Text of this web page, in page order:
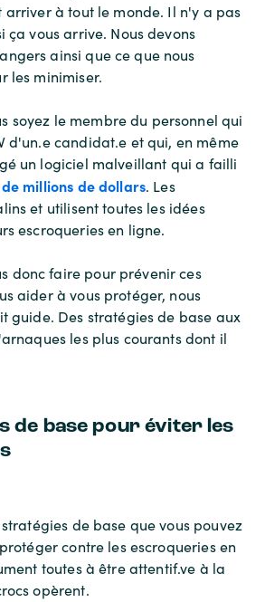
arriver à tout le monde. Il n'y a pas
ça vous arrive. Nous devons
ainsi que ce que nous
les minimiser.
soyez le membre du personnel qui
d'un.e candidat.e et qui, en même
un logiciel malveillant qui a failli
millions de dollars. Les
et utilisent toutes les idées
escroqueries en ligne.
donc faire pour prévenir ces
aider à vous protéger, nous
guide. Des stratégies de base aux
les plus courants dont il
de base pour éviter les
de base que vous pouvez
contre les escroqueries en
toutes à être attentif.ve à la
opèrent.